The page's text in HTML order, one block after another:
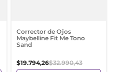
Corrector de Ojos
Maybelline Fit Me Tono
Sand
$19.794,26$32.990,43